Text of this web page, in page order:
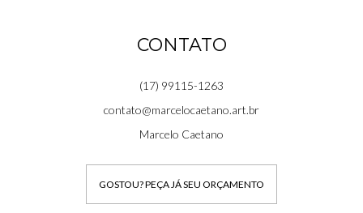
CONTATO
(17) 99115-1263
contato@marcelocaetano.art.br
Marcelo Caetano
GOSTOU? PEÇA JÁ SEU ORÇAMENTO